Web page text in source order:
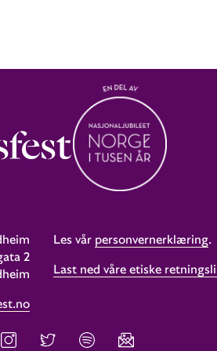
2
Les vår personvernerklæring.
Last ned våre etiske